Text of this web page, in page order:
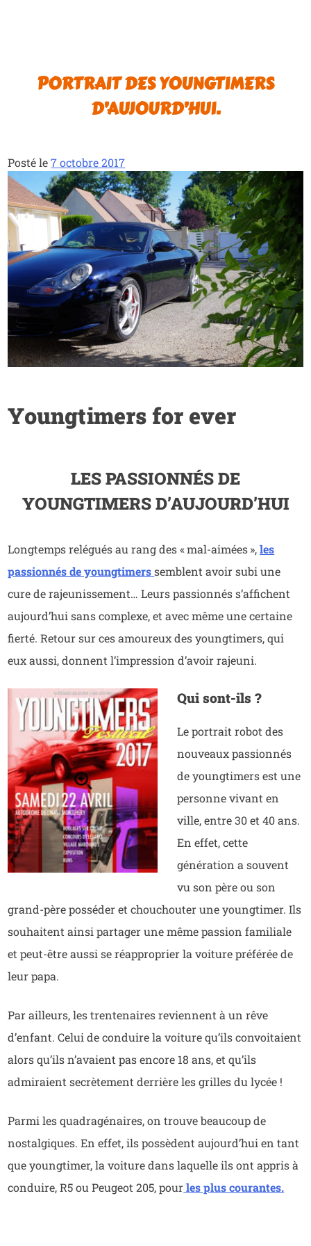
PORTRAIT DES YOUNGTIMERS
D’AUJOURD’HUI.
Posté le7 octobre 2017
Youngtimers for ever
LES PASSIONNÉS DE
YOUNGTIMERS D’AUJOURD’HUI
Longtemps relégués au rang des « mal-aimées »,les
passionnés de youngtimers semblent avoir subi une
cure de rajeunissement… Leurs passionnés s’affichent
aujourd’hui sans complexe, et avec même une certaine
fierté. Retour sur ces amoureux des youngtimers, qui
eux aussi, donnent l’impression d’avoir rajeuni.
Qui sont-ils ?
Le portrait robot des
nouveaux passionnés
de youngtimers est une
personne vivant en
ville, entre 30 et 40 ans.
En effet, cette
génération a souvent
vu son père ou son
grand-père posséder et chouchouter une youngtimer. Ils
souhaitent ainsi partager une même passion familiale
et peut-être aussi se réapproprier la voiture préférée de
leur papa.
Par ailleurs, les trentenaires reviennent à un rêve
d’enfant. Celui de conduire la voiture qu’ils convoitaient
alors qu’ils n’avaient pas encore 18 ans, et qu’ils
admiraient secrètement derrière les grilles du lycée !
Parmi les quadragénaires, on trouve beaucoup de
nostalgiques. En effet, ils possèdent aujourd’hui en tant
que youngtimer, la voiture dans laquelle ils ont appris à
conduire, R5 ou Peugeot 205, pourles plus courantes.